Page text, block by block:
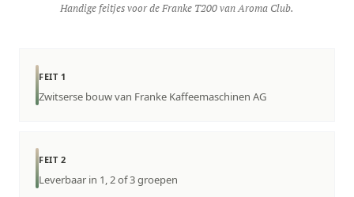
Handige feitjes voor de Franke T200 van Aroma Club.
FEIT 1
Zwitserse bouw van Franke Kaffeemaschinen AG
FEIT 2
Leverbaar in 1, 2 of 3 groepen